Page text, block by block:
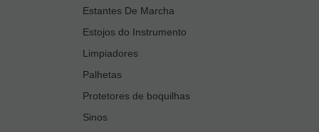
Estantes De Marcha
Estojos do Instrumento
Limpiadores
Palhetas
Protetores de boquilhas
Sinos